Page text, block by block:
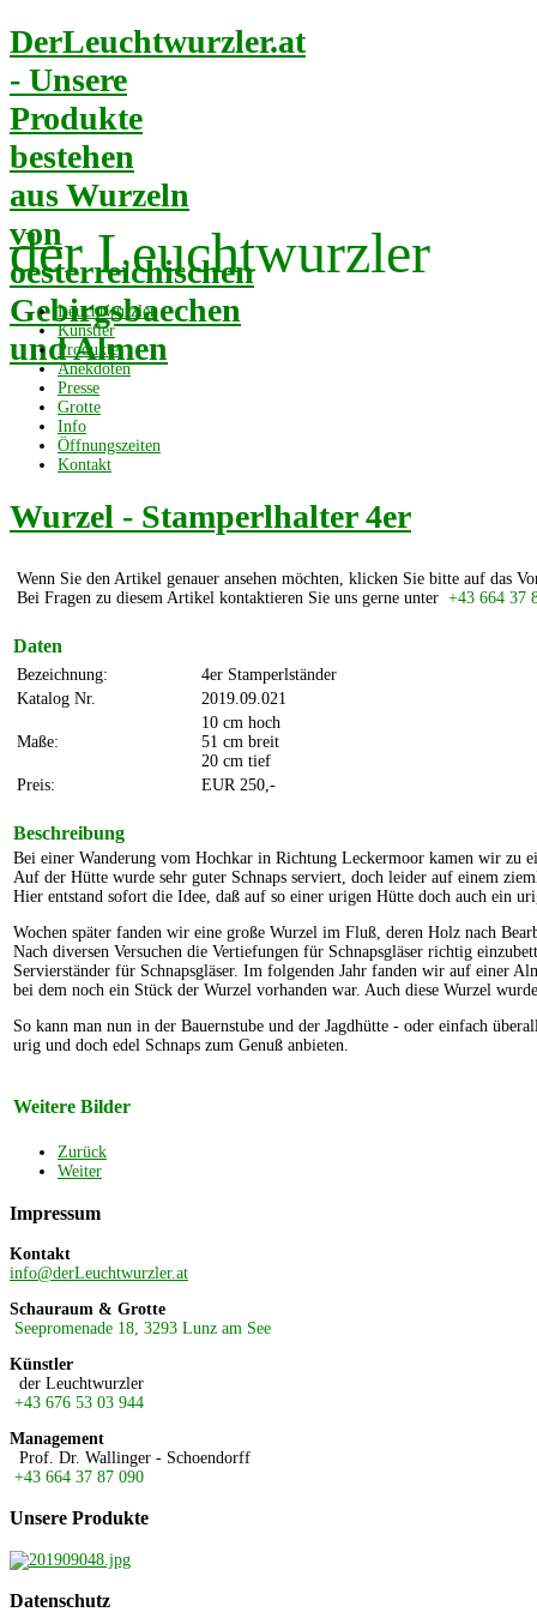
DerLeuchtwurzler.at
- Unsere
Produkte
bestehen
aus Wurzeln
von
oesterreichischen
Gebirgsbaechen
und Almen
der Leuchtwurzler
Leuchtwurzler
Künstler
Produkte
Anekdoten
Presse
Grotte
Info
Öffnungszeiten
Kontakt
Wurzel - Stamperlhalter 4er
Wenn Sie den Artikel genauer ansehen möchten, klicken Sie bitte auf das
Bei Fragen zu diesem Artikel kontaktieren Sie uns gerne unter +43 664 37
Daten
Bezeichnung:
4er Stamperlständer
Katalog Nr.
2019.09.021
Maße:
10 cm hoch
51 cm breit
20 cm tief
Preis:
EUR 250,-
Beschreibung
Bei einer Wanderung vom Hochkar in Richtung Leckermoor kamen wir zu
Auf der Hütte wurde sehr guter Schnaps serviert, doch leider auf einem
Hier entstand sofort die Idee, daß auf so einer urigen Hütte doch auch ein
Wochen später fanden wir eine große Wurzel im Fluß, deren Holz nach
Nach diversen Versuchen die Vertiefungen für Schnapsgläser richtig
Servierständer für Schnapsgläser. Im folgenden Jahr fanden wir auf einer
bei dem noch ein Stück der Wurzel vorhanden war. Auch diese Wurzel
So kann man nun in der Bauernstube und der Jagdhütte - oder einfach
urig und doch edel Schnaps zum Genuß anbieten.
Weitere Bilder
Zurück
Weiter
Impressum
Kontakt
info@derLeuchtwurzler.at
Schauraum & Grotte
Seepromenade 18, 3293 Lunz am See
Künstler
der Leuchtwurzler
+43 676 53 03 944
Management
Prof. Dr. Wallinger - Schoendorff
+43 664 37 87 090
Unsere Produkte
Datenschutz